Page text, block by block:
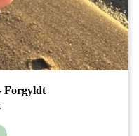
Forgyldt